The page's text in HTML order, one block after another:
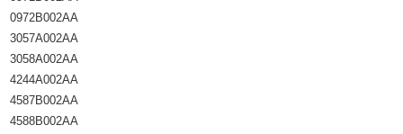
0972B002AA
3057A002AA
3058A002AA
4244A002AA
4587B002AA
4588B002AA